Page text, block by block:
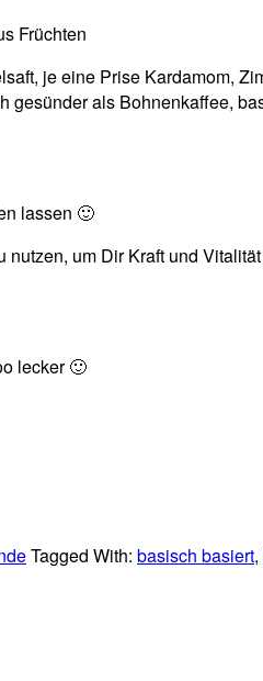
Früchten
je eine Prise Kardamom,
gesünder als Bohnenkaffee,
lassen 🙂
um Dir Kraft und
lecker 🙂
Tagged With: basisch basiert,